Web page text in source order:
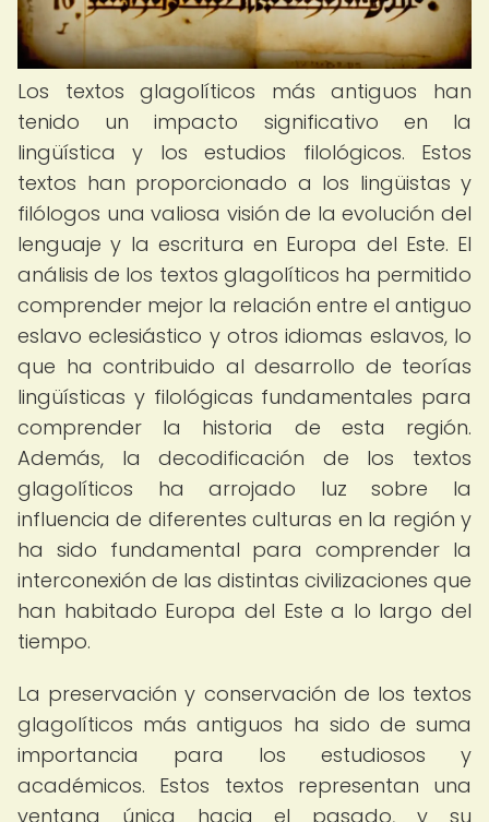
Los textos glagolíticos más antiguos han
tenido un impacto significativo en la
lingüística y los estudios filológicos. Estos
textos han proporcionado a los lingüistas y
filólogos una valiosa visión de la evolución del
lenguaje y la escritura en Europa del Este. El
análisis de los textos glagolíticos ha permitido
comprender mejor la relación entre el antiguo
eslavo eclesiástico y otros idiomas eslavos, lo
que ha contribuido al desarrollo de teorías
lingüísticas y filológicas fundamentales para
comprender la historia de esta región.
Además, la decodificación de los textos
glagolíticos ha arrojado luz sobre la
influencia de diferentes culturas en la región y
ha sido fundamental para comprender la
interconexión de las distintas civilizaciones que
han habitado Europa del Este a lo largo del
tiempo.
La preservación y conservación de los textos
glagolíticos más antiguos ha sido de suma
importancia para los estudiosos y
académicos. Estos textos representan una
ventana única hacia el pasado, y su